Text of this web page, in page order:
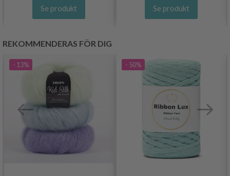
Se produkt Se produkt
REKOMMENDERAS FÖR DIG
- 13% - 50%